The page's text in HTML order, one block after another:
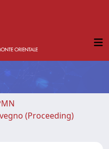
(Proceeding)